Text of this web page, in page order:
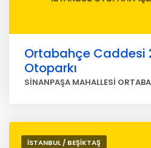
Ortabahçe Caddesi
Otoparkı
SİNANPAŞA MAHALLESİ
İSTANBUL / BEŞİKTAŞ